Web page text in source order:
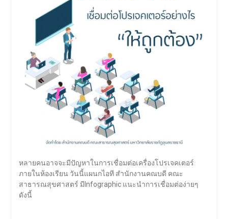
หลายคนอาจจะมีปัญหาในการเชื่อมต่อเครื่องโปรเจคเตอร์
ภายในห้องเรียน วันนี้แผนกไอที สำนักงานคณบดี คณะ
สาธารณสุขศาสตร์ มีInfographic แนะนำการเชื่อมต่อง่ายๆ
ดังนี้